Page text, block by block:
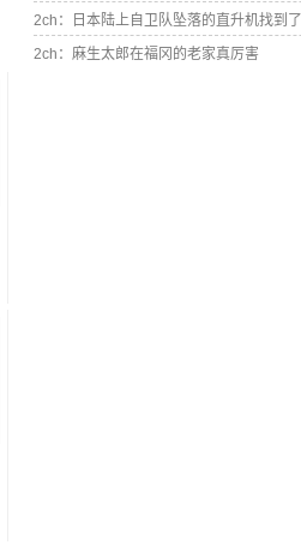
2ch：日本陆上自卫队坠落的直升机找到了
2ch：麻生太郎在福冈的老家真厉害